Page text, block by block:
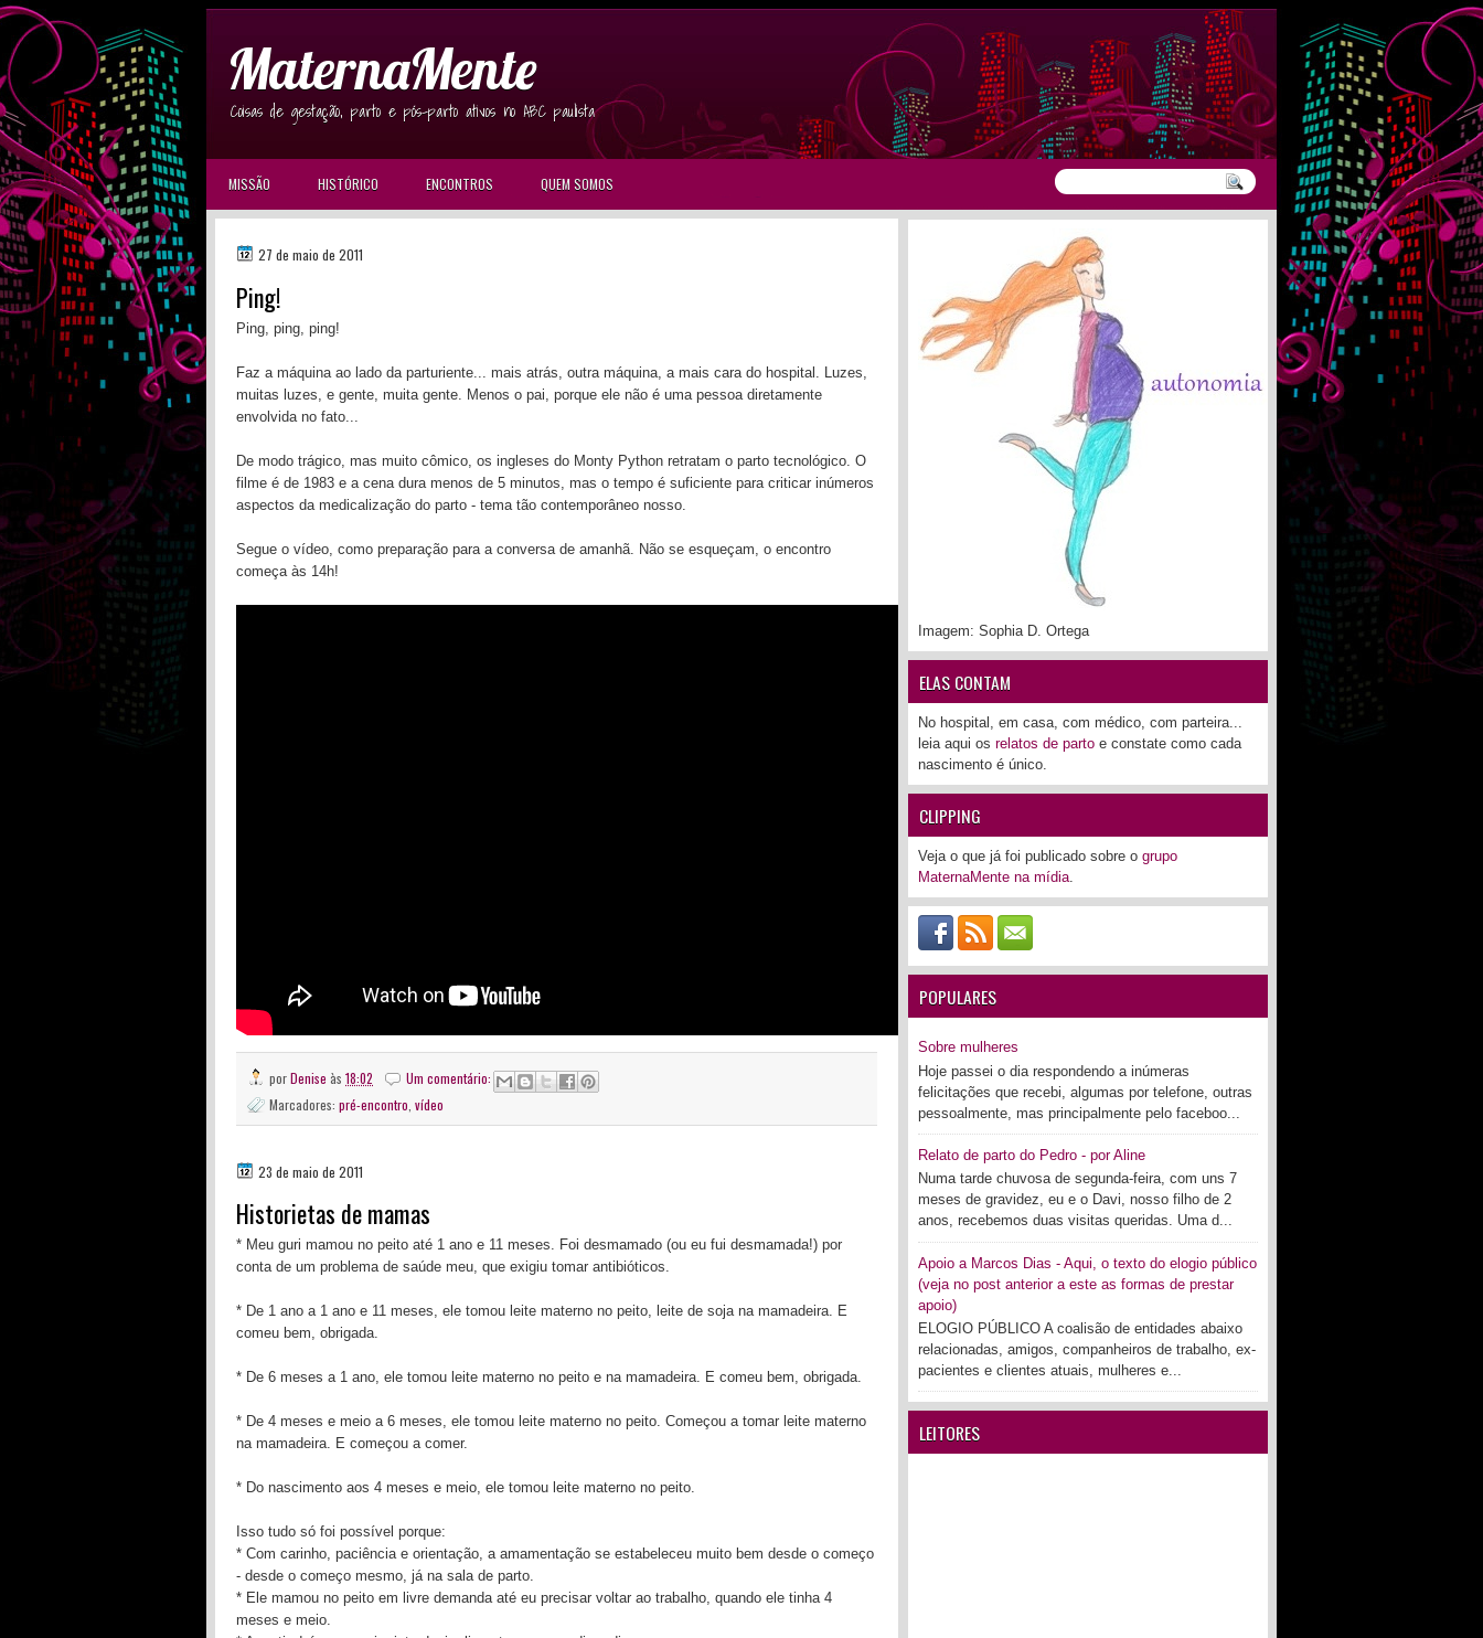
MaternaMente
Coisas de gestação, parto e pós-parto ativos no ABC paulista
MISSÃO HISTÓRICO ENCONTROS QUEM SOMOS
27 de maio de 2011
Ping!
Ping, ping, ping!
Faz a máquina ao lado da parturiente... mais atrás, outra máquina, a mais cara do hospital. Luzes,
muitas luzes, e gente, muita gente. Menos o pai, porque ele não é uma pessoa diretamente
envolvida no fato...
De modo trágico, mas muito cômico, os ingleses do Monty Python retratam o parto tecnológico. O
filme é de 1983 e a cena dura menos de 5 minutos, mas o tempo é suficiente para criticar inúmeros
aspectos da medicalização do parto - tema tão contemporâneo nosso.
Segue o vídeo, como preparação para a conversa de amanhã. Não se esqueçam, o encontro
começa às 14h!
porDenise às 18:02
Um comentário:
Marcadores: pré-encontro vídeo
23 de maio de 2011
Historietas de mamas
* Meu guri mamou no peito até 1 ano e 11 meses. Foi desmamado (ou eu fui desmamada!) por
conta de um problema de saúde meu, que exigiu tomar antibióticos.
* De 1 ano a 1 ano e 11 meses, ele tomou leite materno no peito, leite de soja na mamadeira. E
comeu bem, obrigada.
* De 6 meses a 1 ano, ele tomou leite materno no peito e na mamadeira. E comeu bem, obrigada.
* De 4 meses e meio a 6 meses, ele tomou leite materno no peito. Começou a tomar leite materno
na mamadeira. E começou a comer.
* Do nascimento aos 4 meses e meio, ele tomou leite materno no peito.
Isso tudo só foi possível porque:
* Com carinho, paciência e orientação, a amamentação se estabeleceu muito bem desde o começo
- desde o começo mesmo, já na sala de parto.
* Ele mamou no peito em livre demanda até eu precisar voltar ao trabalho, quando ele tinha 4
meses e meio.
Imagem: Sophia D. Ortega
ELAS CONTAM
No hospital, em casa, com médico, com parteira...
leia aqui os relatos de parto e constate como cada
nascimento é único.
CLIPPING
Veja o que já foi publicado sobre o grupo
MaternaMente na mídia.
POPULARES
Sobre mulheres
Hoje passei o dia respondendo a inúmeras
felicitações que recebi, algumas por telefone, outras
pessoalmente, mas principalmente pelo faceboo...
Relato de parto do Pedro - por Aline
Numa tarde chuvosa de segunda-feira, com uns 7
meses de gravidez, eu e o Davi, nosso filho de 2
anos, recebemos duas visitas queridas. Uma d...
Apoio a Marcos Dias - Aqui, o texto do elogio público
(veja no post anterior a este as formas de prestar
apoio)
ELOGIO PÚBLICO A coalisão de entidades abaixo
relacionadas, amigos, companheiros de trabalho, ex-
pacientes e clientes atuais, mulheres e...
LEITORES